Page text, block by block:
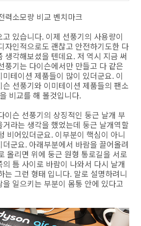
력소모량 비교 벤치마크
있습니다. 이제 선풍기의 사용량이
자인적으로도 괜찮고 안전하기도한 다
생각해보셨을 텐데요. 저 역시 지금 써
풍기는 다이슨에서만 만들고 다 같은
테이션 제품들이 많이 있더군요. 이
선풍기와 이미테이션 제품들의 팬소
비교를 해 볼것입니다.
이슨 선풍기의 상징적인 둥근 날개 부
라는 생각을 했었는데 둥근 날개역할
비어있더군요. 이부분이 핵심이 아니
군요. 아래부분에서 바람을 끌어올려
올리면 위에 둥근 원형 통로길을 서로
틈 사이로 바람이 나와서 다시 날개
는 그런 형태 입니다. 말로 설명하려니
일으키는 부분이 몸통 안에 있다고